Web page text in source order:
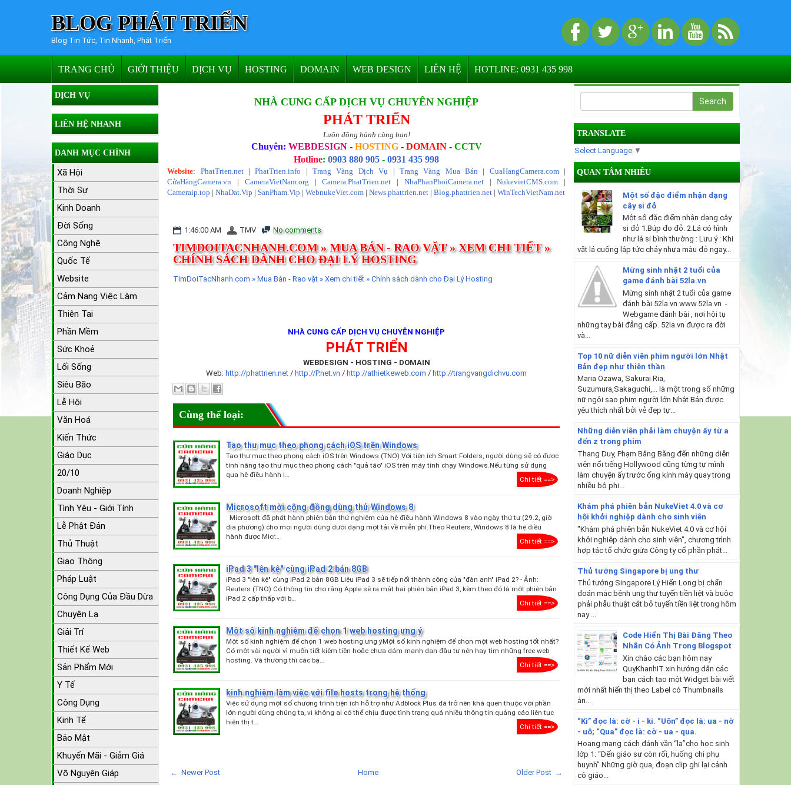
BLOG PHÁT TRIỂN
Blog Tin Tức, Tin Nhanh, Phát Triển
TRANG CHỦ GIỚI THIỆU DỊCH VỤ HOSTING DOMAIN WEB DESIGN LIÊN HỆ HOTLINE: 0931 435 998
NHÀ CUNG CẤP DỊCH VỤ CHUYÊN NGHIỆP
PHÁT TRIỂN
Luôn đồng hành cùng bạn!
Chuyên: WEBDESIGN - HOSTING - DOMAIN - CCTV
Hotline:0903 880 905 -0931 435 998
Website: PhatTrien.net|PhatTrien.info |Trang Vàng Dịch Vụ | Trang Vàng Mua Bán | CuaHangCamera.com|
CửaHàngCamera.vn | CameraVietNam.org |Camera.PhatTrien.net | NhaPhanPhoiCamera.net|NukevietCMS.com |
Cameraip.top |NhaDat.Vip |SanPham.Vip |WebnukeViet.com |News.phattrien.net |Blog.phattrien.net |WinTechVietNam.net
1:46:00 AM TMV No comments
TIMDOITACNHANH.COM » MUA BÁN - RAO VẶT » XEM CHI TIẾT »
CHÍNH SÁCH DÀNH CHO ĐẠI LÝ HOSTING
TimDoiTacNhanh.com » Mua Bán - Rao vặt » Xem chi tiết » Chính sách dành cho Đại Lý Hosting
NHÀ CUNG CẤP DỊCH VỤ CHUYÊN NGHIỆP
PHÁT TRIỂN
WEBDESIGN - HOSTING - DOMAIN
Web: http://phattrien.net/ http://P.net.vn / http://athietkeweb.com / http://trangvangdichvu.com
Cùng thể loại:
Tạo thư mục theo phong cách iOS trên Windows
Tạo thư mục theo phong cách iOS trên Windows (TNO) Với tiện ích Smart Folders, người dùng sẽ có được
tính năng tạo thư mục theo phong cách "quả táo" iOS trên máy tính chạy Windows.Nếu từng sử dụng
qua hệ điều hành i…
Chi tiết ==>
Microsoft mời cộng đồng dùng thử Windows 8
Microsoft đã phát hành phiên bản thử nghiệm của hệ điều hành Windows 8 vào ngày thứ tư (29.2, giờ
địa phương) cho mọi người dùng dưới dạng một tải về miễn phí.Theo Reuters, Windows 8 là hệ điều
hành được Micr…
Chi tiết ==>
iPad 3 "lên kệ" cùng iPad 2 bản 8GB
iPad 3 "lên kệ" cùng iPad 2 bản 8GB Liệu iPad 3 sẽ tiếp nối thành công của "đàn anh" iPad 2? - Ảnh:
Reuters (TNO) Có thông tin cho rằng Apple sẽ ra mắt hai phiên bản iPad 3, kèm theo đó là một phiên bản
iPad 2 cấp thấp với b…
Chi tiết ==>
Một số kinh nghiệm để chọn 1 web hosting ưng ý
Một số kinh nghiệm để chọn 1 web hosting ưng ýMột số kinh nghiệm để chọn một web hosting tốt nhất?
Có một vài người vì muốn tiết kiệm tiền hoặc chưa dám mạnh dạn đầu tư nên hay tìm những free web
hosting. Và thường thì các bạ…
Chi tiết ==>
kinh nghiệm làm việc với file hosts trong hệ thống
Việc sử dụng một số chương trình tiện ích hỗ trợ như Adblock Plus đã trở nên khá quen thuộc với phần
lớn người dùng chúng ta, vì không ai có thể chịu được tình trạng quá nhiều thông tin quảng cáo liên tục
hiện thị t…
Chi tiết ==>
← Newer Post Older Post →
Home
DỊCH VỤ
LIÊN HỆ NHANH
DANH MỤC CHÍNH
Xã Hội
Thời Sự
Kinh Doanh
Đời Sống
Công Nghệ
Quốc Tế
Website
Cảm Nang Việc Làm
Thiên Tai
Phần Mềm
Sức Khoẻ
Lối Sống
Siêu Bão
Lễ Hội
Văn Hoá
Kiến Thức
Giáo Dục
20/10
Doanh Nghiệp
Tình Yêu - Giới Tính
Lễ Phật Đản
Thủ Thuật
Giao Thông
Pháp Luật
Công Dụng Của Đầu Dừa
Chuyện Lạ
Giải Trí
Thiết Kế Web
Sản Phẩm Mới
Y Tế
Công Dụng
Kinh Tế
Bảo Mật
Khuyến Mãi - Giảm Giá
Võ Nguyên Giáp
TRANSLATE
Select Language ▼
QUAN TÂM NHIỀU
Một số đặc điểm nhận dạng
cây si đỏ
Một số đặc điểm nhận dạng cây
si đỏ 1.Búp đo đỏ. 2.Lá có hình
như lá si bình thường : Lưu ý : Khi
vặt lá cuống lập tức chảy nhựa màu đỏ ngay...
Mừng sinh nhật 2 tuổi của
game đánh bài 52la.vn
Mừng sinh nhật 2 tuổi của game
đánh bài 52la.vn www.52la.vn -
Webgame đánh bài , nơi hội tụ
những tay bài đẳng cấp. 52la.vn được ra đời
và...
Top 10 nữ diễn viên phim người lớn Nhật
Bản đẹp như thiên thần
Maria Ozawa, Sakurai Ria,
Suzumura,Sakaguchi,... là một trong số những
nữ ngôi sao phim người lớn Nhật Bản được
yêu thích nhất bởi vẻ đẹp tự...
Những diễn viên phải làm chuyện ấy từ a
đến z trong phim
Thang Duy, Phạm Băng Băng đến những diễn
viên nổi tiếng Hollywood cũng từng tự mình
làm chuyện ấy trước ống kính máy quay trong
nhiều bộ phi...
Khám phá phiên bản NukeViet 4.0 và cơ
hội khởi nghiệp dành cho sinh viên
"Khám phá phiên bản NukeViet 4.0 và cơ hội
khởi nghiêp dành cho sinh viên", chương trình
hợp tác tổ chức giữa Công ty cổ phần phát...
Thủ tướng Singapore bị ung thư
Thủ tướng Singapore Lý Hiển Long bị chẩn
đoán mắc bệnh ung thư tuyến tiền liệt và buộc
phải phẫu thuật cắt bỏ tuyến tiền liệt trong hôm
nay ...
Code Hiển Thị Bài Đăng Theo
Nhãn Có Ảnh Trong Blogspot
Xin chào các bạn hôm nay
QuyKhanhIT xin hướng dẫn các
bạn cách tạo một Widget bài viết
mới nhất hiển thị theo Label có Thumbnails
ản...
“Ki” đọc là: cờ - i - ki. “Uôn” đọc là: ua - nờ
- uô; “Qua” đọc là: cờ - ua - qua.
Hoang mang cách đánh vần “lạ”cho học sinh
lớp 1: “Đến giáo sư còn rối, huống chi phụ
huynh” Những giờ qua, đoạn clip ghi lại cảnh
cô giáo...